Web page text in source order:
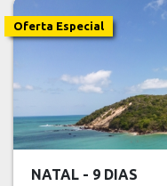
Oferta Especial
NATAL - 9 DIAS